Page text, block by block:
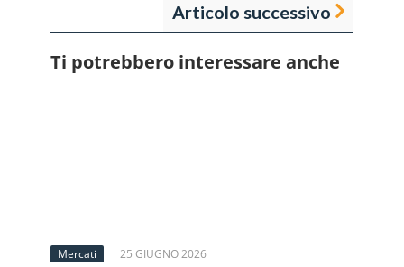
Articolo successivo
Ti potrebbero interessare anche
Mercati 25 GIUGNO 2026